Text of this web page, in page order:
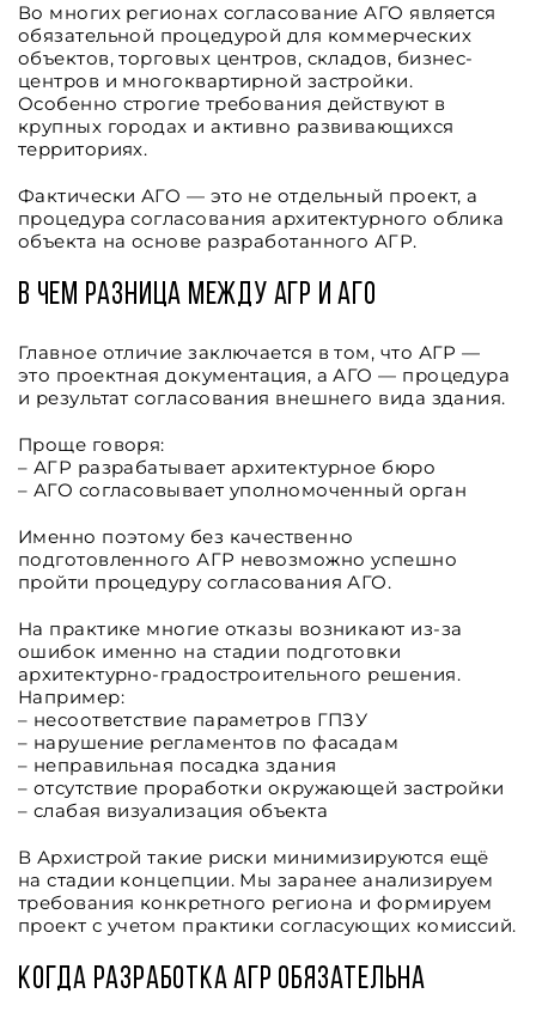
Во многих регионах согласование АГО является
обязательной процедурой для коммерческих
объектов, торговых центров, складов, бизнес-
центров и многоквартирной застройки.
Особенно строгие требования действуют в
крупных городах и активно развивающихся
территориях.
Фактически АГО — это не отдельный проект, а
процедура согласования архитектурного облика
объекта на основе разработанного АГР.
В чем разница между АГР и АГО
Главное отличие заключается в том, что АГР —
это проектная документация, а АГО — процедура
и результат согласования внешнего вида здания.
Проще говоря:
– АГР разрабатывает архитектурное бюро
– АГО согласовывает уполномоченный орган
Именно поэтому без качественно
подготовленного АГР невозможно успешно
пройти процедуру согласования АГО.
На практике многие отказы возникают из-за
ошибок именно на стадии подготовки
архитектурно-градостроительного решения.
Например:
– несоответствие параметров ГПЗУ
– нарушение регламентов по фасадам
– неправильная посадка здания
– отсутствие проработки окружающей застройки
– слабая визуализация объекта
В Архистрой такие риски минимизируются ещё
на стадии концепции. Мы заранее анализируем
требования конкретного региона и формируем
проект с учетом практики согласующих комиссий.
Когда разработка АГР обязательна